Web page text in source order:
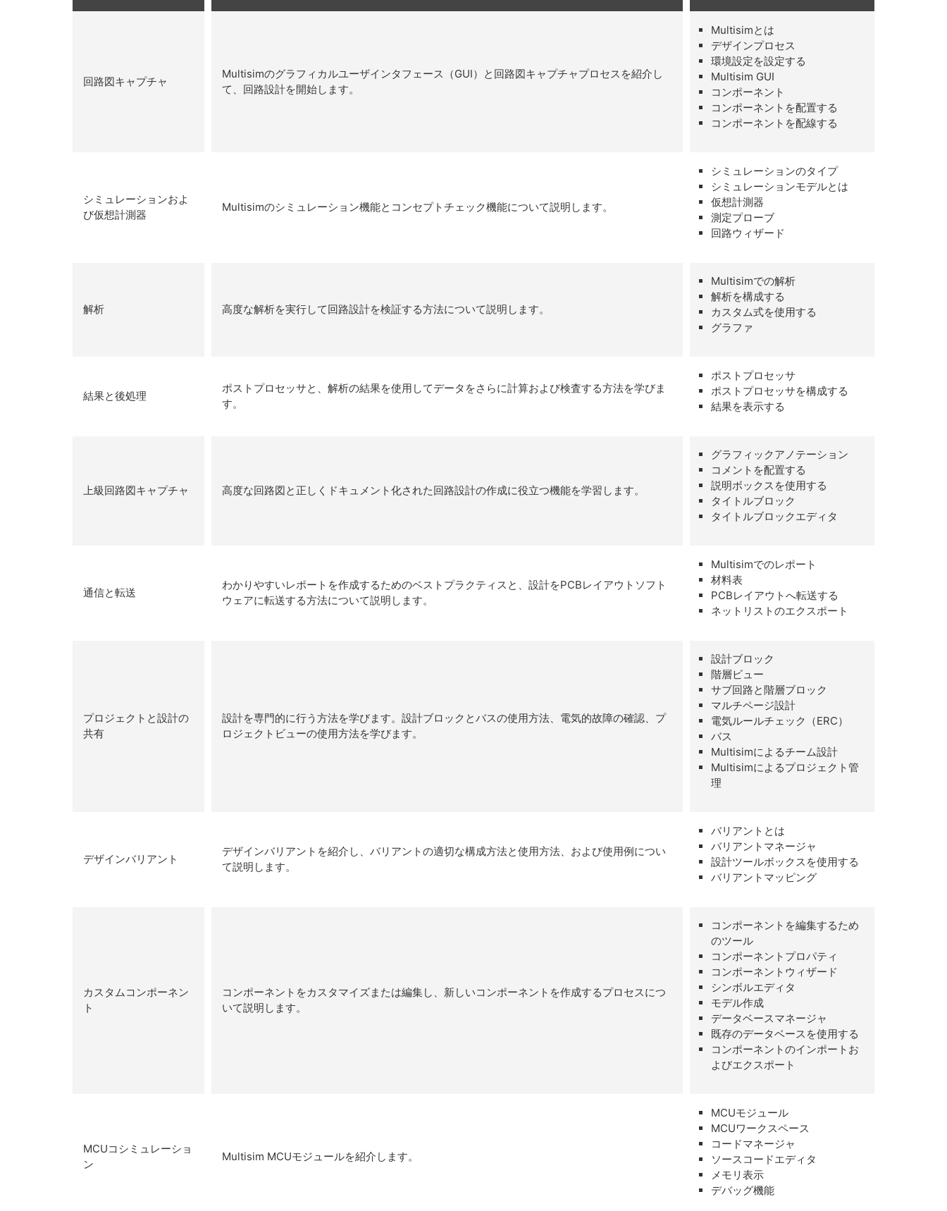
回路図キャプチャ
Multisimのグラフィカルユーザインタフェース（GUI）と回路図キャプチャプロセスを紹介し
て、回路設計を開始します。
Multisimとは
デザインプロセス
環境設定を設定する
Multisim GUI
コンポーネント
コンポーネントを配置する
コンポーネントを配線する
シミュレーションおよ
び仮想計測器
Multisimのシミュレーション機能とコンセプトチェック機能について説明します。
シミュレーションのタイプ
シミュレーションモデルとは
仮想計測器
測定プローブ
回路ウィザード
解析 高度な解析を実行して回路設計を検証する方法について説明します。
Multisimでの解析
解析を構成する
カスタム式を使用する
グラファ
結果と後処理
ポストプロセッサと、解析の結果を使用してデータをさらに計算および検査する方法を学びま
す。
ポストプロセッサ
ポストプロセッサを構成する
結果を表示する
上級回路図キャプチャ 高度な回路図と正しくドキュメント化された回路設計の作成に役立つ機能を学習します。
グラフィックアノテーション
コメントを配置する
説明ボックスを使用する
タイトルブロック
タイトルブロックエディタ
通信と転送
わかりやすいレポートを作成するためのベストプラクティスと、設計をPCBレイアウトソフト
ウェアに転送する方法について説明します。
Multisimでのレポート
材料表
PCBレイアウトへ転送する
ネットリストのエクスポート
プロジェクトと設計の
共有
設計を専門的に行う方法を学びます。設計ブロックとバスの使用方法、電気的故障の確認、プ
ロジェクトビューの使用方法を学びます。
設計ブロック
階層ビュー
サブ回路と階層ブロック
マルチページ設計
電気ルールチェック（ERC）
バス
Multisimによるチーム設計
Multisimによるプロジェクト管
理
デザインバリアント
デザインバリアントを紹介し、バリアントの適切な構成方法と使用方法、および使用例につい
て説明します。
バリアントとは
バリアントマネージャ
設計ツールボックスを使用する
バリアントマッピング
カスタムコンポーネン
ト
コンポーネントをカスタマイズまたは編集し、新しいコンポーネントを作成するプロセスにつ
いて説明します。
コンポーネントを編集するため
のツール
コンポーネントプロパティ
コンポーネントウィザード
シンボルエディタ
モデル作成
データベースマネージャ
既存のデータベースを使用する
コンポーネントのインポートお
よびエクスポート
MCUコシミュレーショ
ン
Multisim MCUモジュールを紹介します。
MCUモジュール
MCUワークスペース
コードマネージャ
ソースコードエディタ
メモリ表示
デバッグ機能